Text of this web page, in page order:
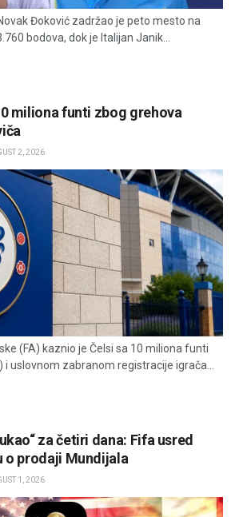
Đoković zadržao je peto mesto na
bodova, dok je Italijan Janik...
miliona funti zbog grehova
2, 2026
(FA) kaznio je Čelsi sa 10 miliona funti
uslovnom zabranom registracije igrača...
za četiri dana: Fifa usred
o prodaji Mundijala
1, 2026